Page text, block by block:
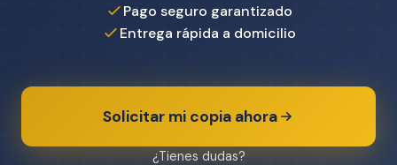
Pago seguro garantizado
Entrega rápida a domicilio
Solicitar mi copia ahora
¿Tienes dudas?